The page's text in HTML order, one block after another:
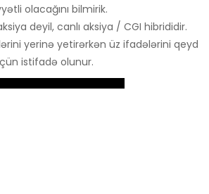
olacağını bilmirik.
deyil, canlı aksiya / CGI hibrididir.
yerinə yetirərkən üz ifadələrini qeyd
istifadə olunur.